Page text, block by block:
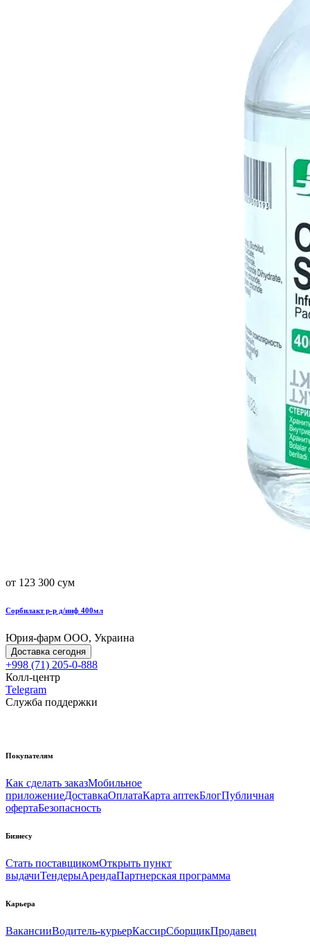
от 123 300 сум
Сорбилакт р-р д/инф 400мл
Юрия-фарм ООО, Украина
Доставка сегодня
+998 (71) 205-0-888
Колл-центр
Telegram
Служба поддержки
Покупателям
Как сделать заказМобильное
приложениеДоставкаОплатаКарта аптекБлогПубличная
офертаБезопасность
Бизнесу
Стать поставщикомОткрыть пункт
выдачиТендерыАрендаПартнерская программа
Карьера
ВакансииВодитель-курьерКассирСборщикПродавец